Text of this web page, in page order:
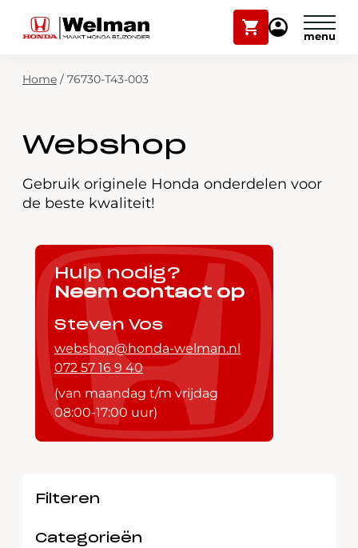
Winkelwagen
Mijn
Modellen
Over ons
Webshop
Contact
Zoekfunctie
Plan onderhoud
Mijn Honda Welman
Home / 76730-T43-003
Webshop
Gebruik originele Honda onderdelen voor
de beste kwaliteit!
Hulp nodig?
Neem contact op
Steven Vos
webshop@honda-welman.nl
072 57 16 9 40
(van maandag t/m vrijdag
08:00-17:00 uur)
Filteren
Categorieën